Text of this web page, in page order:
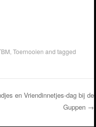
,Toernooien and tagged
en Vriendinnetjes-dag bij de
Guppen →